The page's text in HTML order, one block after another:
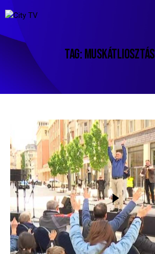
TAG: MUSKÁTLIOSZTÁS